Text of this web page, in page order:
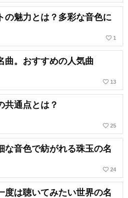
の魅力とは？多彩な音色に
favorite_border 1
曲。おすすめの人気曲
favorite_border 13
共通点とは？
favorite_border 25
な音色で紡がれる珠玉の名
favorite_border 24
度は聴いてみたい世界の名